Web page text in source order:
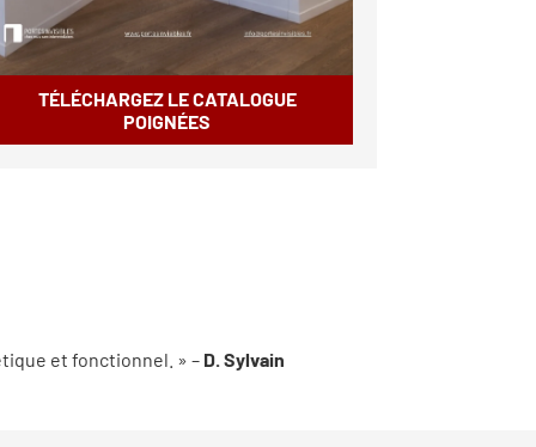
TÉLÉCHARGEZ LE CATALOGUE
POIGNÉES
et fonctionnel. » – D. Sylvain